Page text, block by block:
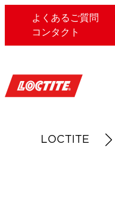
よくあるご質問
コンタクト
LOCTITE